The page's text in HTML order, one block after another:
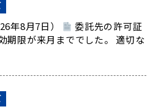
年8月7日）
委託先の許可証
期限が来月まででした。 適切な